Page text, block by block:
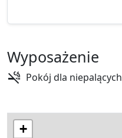
Wyposażenie
Pokój dla niepalących
+